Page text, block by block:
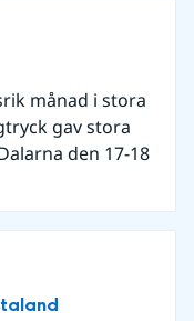
månad i stora
gav stora
den 17-18